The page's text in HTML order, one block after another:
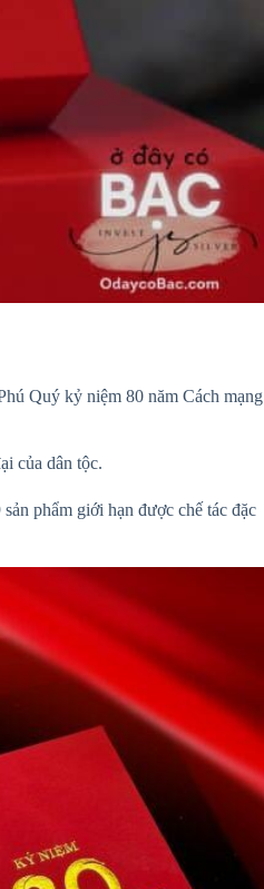
Quý kỷ niệm 80 năm Cách mạng
của dân tộc.
phẩm giới hạn được chế tác đặc